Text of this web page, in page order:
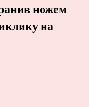
ножем
на